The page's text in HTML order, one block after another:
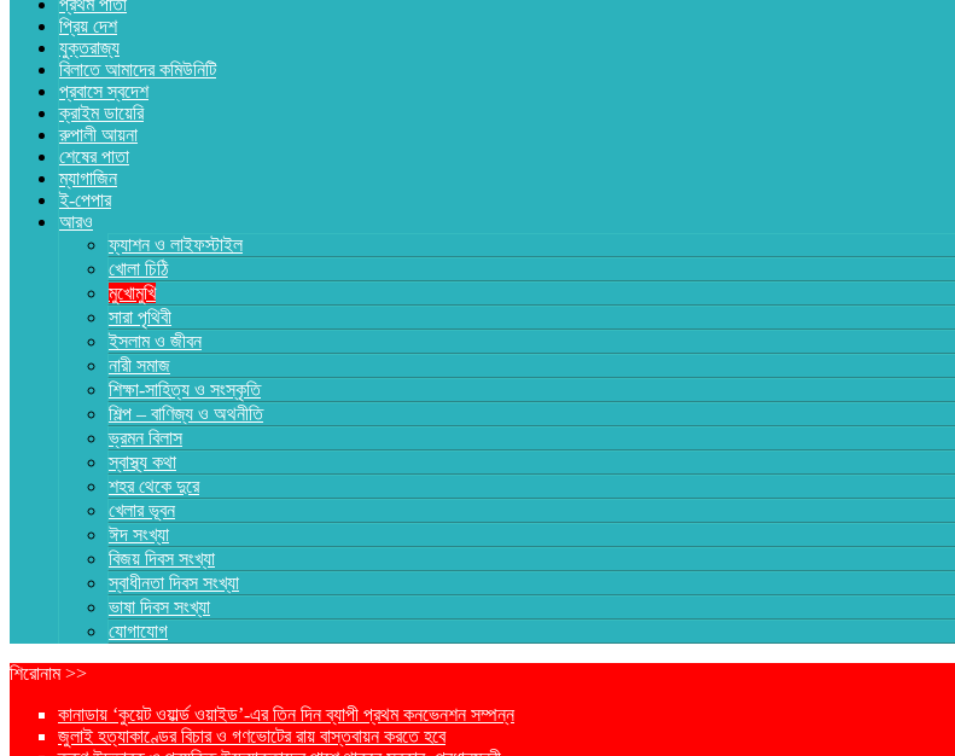
প্রথম পাতা
প্রিয় দেশ
যুক্তরাজ্য
বিলাতে আমাদের কমিউনিটি
প্রবাসে স্বদেশ
ক্রাইম ডায়েরি
রুপালী আয়না
শেষের পাতা
ম্যাগাজিন
ই-পেপার
আরও
ফ্যাশন ও লাইফস্টাইল
খোলা চিঠি
মুখোমুখি
সারা পৃথিবী
ইসলাম ও জীবন
নারী সমাজ
শিক্ষা-সাহিত্য ও সংস্কৃতি
শিল্প – বাণিজ্য ও অথনীতি
ভ্রমন বিলাস
স্বাস্থ্য কথা
শহর থেকে দুরে
খেলার ভূবন
ঈদ সংখ্যা
বিজয় দিবস সংখ্যা
স্বাধীনতা দিবস সংখ্যা
ভাষা দিবস সংখ্যা
যোগাযোগ
শিরোনাম >>
কানাডায় ‘কুয়েট ওয়ার্ল্ড ওয়াইড’-এর তিন দিন ব্যাপী প্রথম কনভেনশন সম্পন্ন
জুলাই হত্যাকাণ্ডের বিচার ও গণভোটের রায় বাস্তবায়ন করতে হবে